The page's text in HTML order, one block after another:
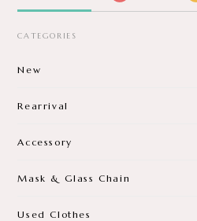
CATEGORIES
New
Rearrival
Accessory
Mask & Glass Chain
Used Clothes